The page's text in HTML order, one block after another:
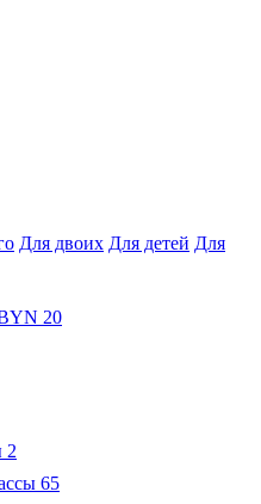
Для двоих Для детей Для
20
2
65